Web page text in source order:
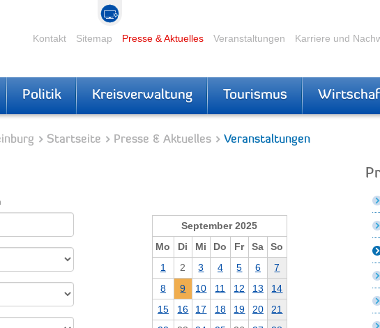
Kontakt Sitemap Presse & Aktuelles Veranstaltungen Karriere und
Politik Kreisverwaltung Tourismus
Startseite Presse & Aktuelles Veranstaltungen
September 2025
Mo
Di Mi Do Fr Sa
So
1
2 3 4 5 6
7
8
9 10 11 12 13
14
15
16 17 18 19 20
21